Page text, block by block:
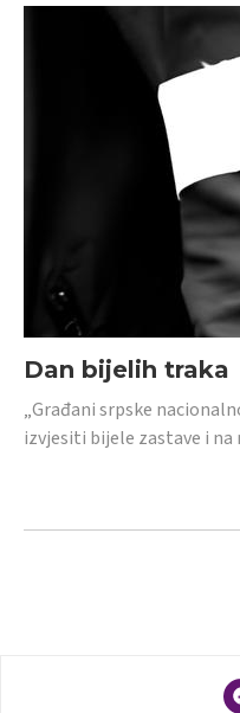
Dan bijelih traka
„Građani srpske
izvjesiti bijele zastave i